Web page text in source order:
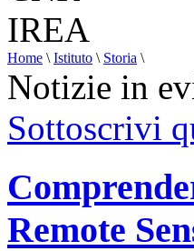
Home \ Istituto \ Storia \
Notizie in
Sottoscrivi
Remote